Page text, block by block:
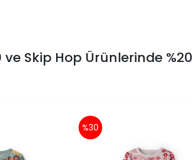
ve Skip Hop Ürünlerinde
%30